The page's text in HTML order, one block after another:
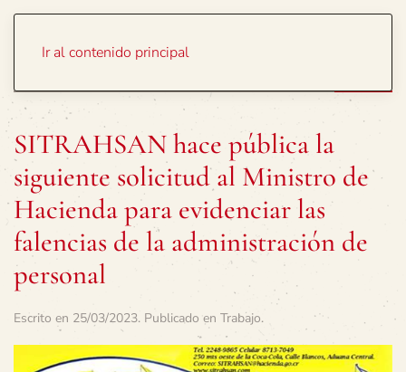
Ir al contenido principal
SITRAHSAN hace pública la
siguiente solicitud al Ministro de
Hacienda para evidenciar las
falencias de la administración de
personal
Escrito en 25/03/2023. Publicado en Trabajo.